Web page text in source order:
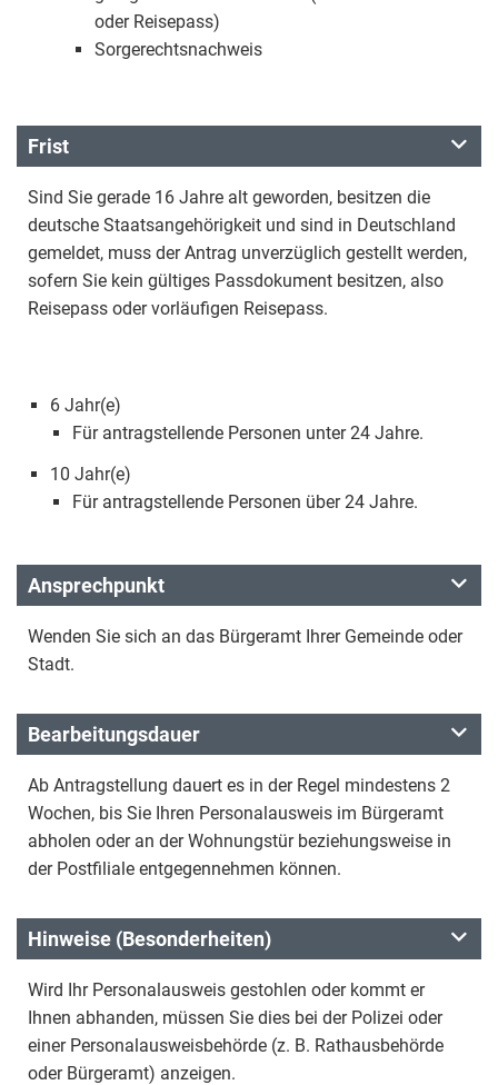
oder Reisepass)
Sorgerechtsnachweis
Frist
Sind Sie gerade 16 Jahre alt geworden, besitzen die
deutsche Staatsangehörigkeit und sind in Deutschland
gemeldet, muss der Antrag unverzüglich gestellt werden,
sofern Sie kein gültiges Passdokument besitzen, also
Reisepass oder vorläufigen Reisepass.
6 Jahr(e)
Für antragstellende Personen unter 24 Jahre.
10 Jahr(e)
Für antragstellende Personen über 24 Jahre.
Ansprechpunkt
Wenden Sie sich an das Bürgeramt Ihrer Gemeinde oder
Stadt.
Bearbeitungsdauer
Ab Antragstellung dauert es in der Regel mindestens 2
Wochen, bis Sie Ihren Personalausweis im Bürgeramt
abholen oder an der Wohnungstür beziehungsweise in
der Postfiliale entgegennehmen können.
Hinweise (Besonderheiten)
Wird Ihr Personalausweis gestohlen oder kommt er
Ihnen abhanden, müssen Sie dies bei der Polizei oder
einer Personalausweisbehörde (z. B. Rathausbehörde
oder Bürgeramt) anzeigen.